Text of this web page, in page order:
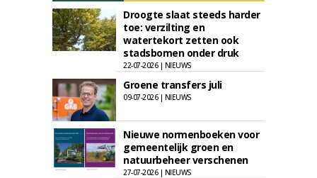
Droogte slaat steeds harder
toe: verzilting en
watertekort zetten ook
stadsbomen onder druk
22-07-2026 | NIEUWS
Groene transfers juli
09-07-2026 | NIEUWS
Nieuwe normenboeken voor
gemeentelijk groen en
natuurbeheer verschenen
27-07-2026 | NIEUWS